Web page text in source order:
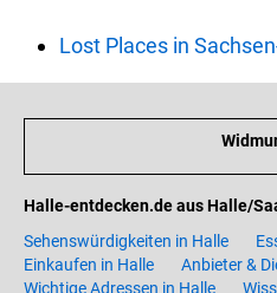
Lost Places in
Halle-entdecken.de aus Halle/
Sehenswürdigkeiten in Halle
Einkaufen in Halle
Anbieter &
Wichtige Adressen in Halle